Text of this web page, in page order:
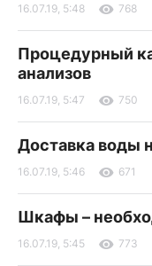
16.07.19, 5:48 768
Процедурный
анализов
16.07.19, 5:47 750
Доставка воды
16.07.19, 5:46 671
Шкафы –
16.07.19, 5:45 773